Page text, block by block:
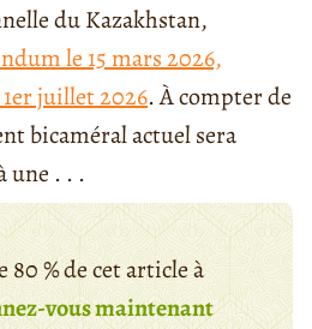
du Kazakhstan,
le 15 mars 2026,
juillet 2026. À compter de
bicaméral actuel sera
une . . .
80 % de cet article à
vous maintenant